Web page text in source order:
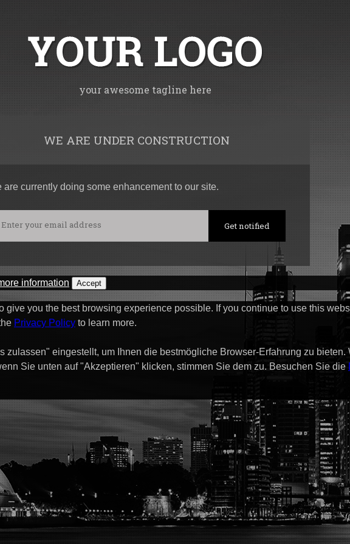
your awesome tagline here
WE ARE UNDER CONSTRUCTION
are currently doing some enhancement to our site.
information Accept
you the best browsing experience possible. If you continue to use this
Privacy Policy to learn more.
eingestellt, um Ihnen die bestmögliche Browser-Erfahrung zu
Sie unten auf "Akzeptieren" klicken, stimmen Sie dem zu. Besuchen Sie die